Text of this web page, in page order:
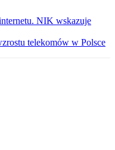
NIK wskazuje
telekomów w Polsce